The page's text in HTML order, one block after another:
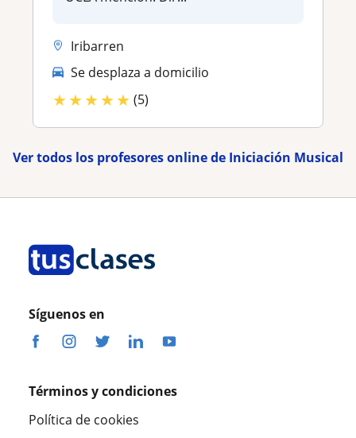
Iribarren
Se desplaza a domicilio
★★★★★ (5)
Ver todos los profesores online de Iniciación Musical
Síguenos en
Términos y condiciones
Política de cookies